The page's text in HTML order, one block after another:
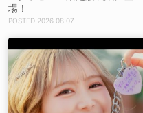
場！
2026.08.07